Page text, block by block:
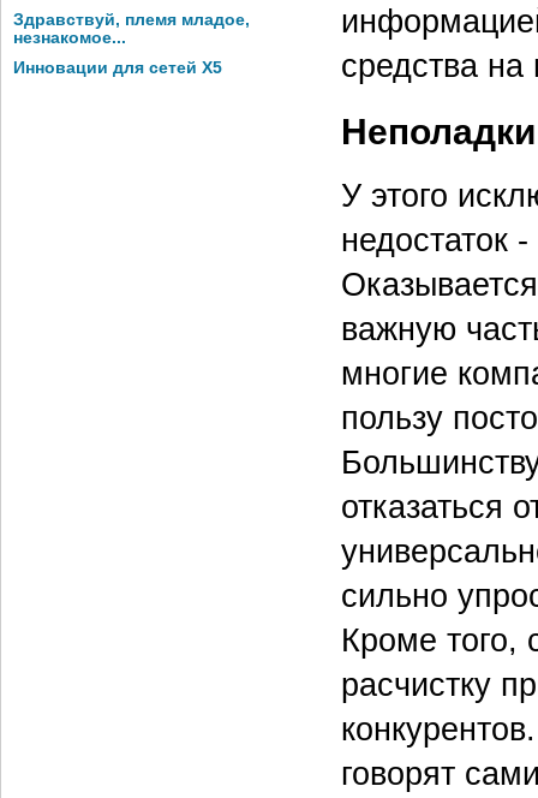
Здравствуй, племя младое,
незнакомое...
Инновации для сетей X5
средства
У этого
недостаток
важную
многие
пользу
отказаться
сильно
Кроме того,
расчистку
говорят